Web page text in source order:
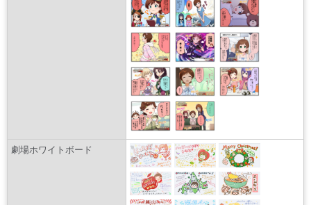
劇場ホワイトボード